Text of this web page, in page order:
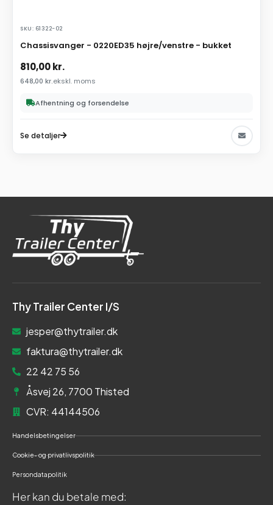
SKU: 61322-02
Chassisvanger - 0220ED35 højre/venstre - bukket
810,00kr.
648,00 kr.ekskl. moms
Afhentning og forsendelse
Se detaljer
Thy Trailer Center I/S
jesper@thytrailer.dk
faktura@thytrailer.dk
22 42 75 56
Åsvej 26, 7700 Thisted
CVR: 44144506
Handelsbetingelser
Cookie- og privatlivspolitik
Persondatapolitik
Her kan du betale med: